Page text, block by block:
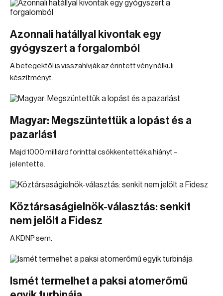
Azonnali hatállyal kivontak egy
gyógyszert a forgalomból
A betegektől is visszahívják az érintett vény nélküli
készítményt.
Magyar: Megszüntettük a lopást és a
pazarlást
Majd 1000 milliárd forinttal csökkentették a hiányt –
jelentette.
Köztársaságielnök-választás: senkit
nem jelölt a Fidesz
A KDNP sem.
Ismét termelhet a paksi atomerőmű